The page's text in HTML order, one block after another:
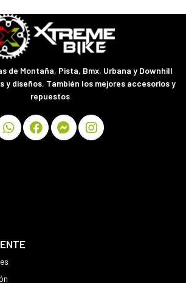
de Montaña, Pista, Bmx, Urbana y Downhill
y diseños. También los mejores accesorios y
repuestos